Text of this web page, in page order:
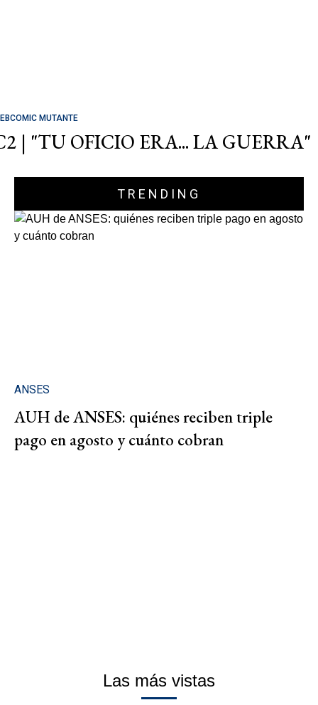
MUTANTE
| "TU OFICIO ERA... LA GUERRA"
TRENDING
ANSES
AUH de ANSES: quiénes reciben triple
pago en agosto y cuánto cobran
Las más vistas